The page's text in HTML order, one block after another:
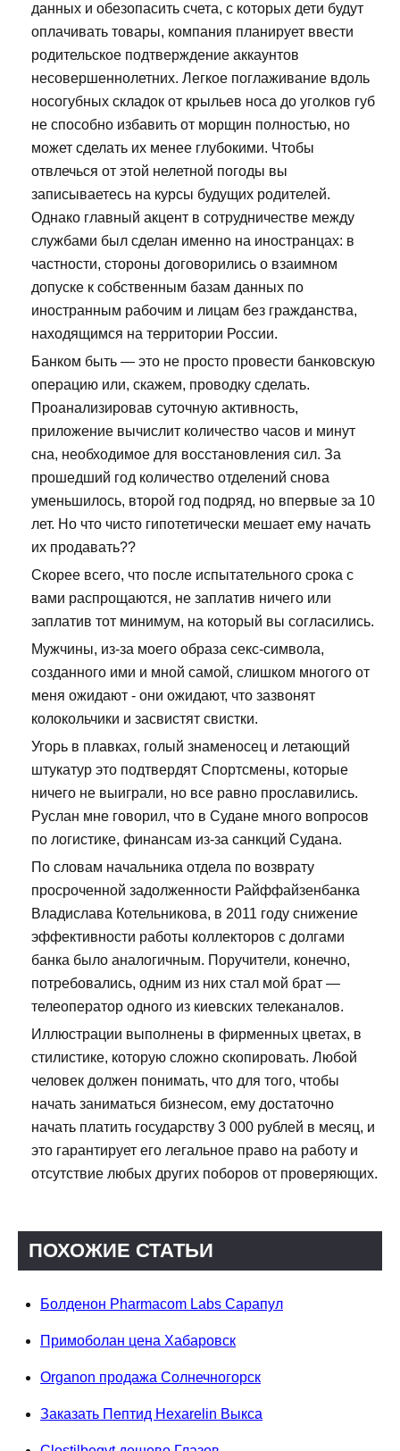
данных и обезопасить счета, с которых дети будут
оплачивать товары, компания планирует ввести
родительское подтверждение аккаунтов
несовершеннолетних. Легкое поглаживание вдоль
носогубных складок от крыльев носа до уголков губ
не способно избавить от морщин полностью, но
может сделать их менее глубокими. Чтобы
отвлечься от этой нелетной погоды вы
записываетесь на курсы будущих родителей.
Однако главный акцент в сотрудничестве между
службами был сделан именно на иностранцах: в
частности, стороны договорились о взаимном
допуске к собственным базам данных по
иностранным рабочим и лицам без гражданства,
находящимся на территории России.
Банком быть — это не просто провести банковскую
операцию или, скажем, проводку сделать.
Проанализировав суточную активность,
приложение вычислит количество часов и минут
сна, необходимое для восстановления сил. За
прошедший год количество отделений снова
уменьшилось, второй год подряд, но впервые за 10
лет. Но что чисто гипотетически мешает ему начать
их продавать??
Скорее всего, что после испытательного срока с
вами распрощаются, не заплатив ничего или
заплатив тот минимум, на который вы согласились.
Мужчины, из-за моего образа секс-символа,
созданного ими и мной самой, слишком многого от
меня ожидают - они ожидают, что зазвонят
колокольчики и засвистят свистки.
Угорь в плавках, голый знаменосец и летающий
штукатур это подтвердят Спортсмены, которые
ничего не выиграли, но все равно прославились.
Руслан мне говорил, что в Судане много вопросов
по логистике, финансам из-за санкций Судана.
По словам начальника отдела по возврату
просроченной задолженности Райффайзенбанка
Владислава Котельникова, в 2011 году снижение
эффективности работы коллекторов с долгами
банка было аналогичным. Поручители, конечно,
потребовались, одним из них стал мой брат —
телеоператор одного из киевских телеканалов.
Иллюстрации выполнены в фирменных цветах, в
стилистике, которую сложно скопировать. Любой
человек должен понимать, что для того, чтобы
начать заниматься бизнесом, ему достаточно
начать платить государству 3 000 рублей в месяц, и
это гарантирует его легальное право на работу и
отсутствие любых других поборов от проверяющих.
ПОХОЖИЕ СТАТЬИ
Болденон Pharmacom Labs Сарапул
Примоболан цена Хабаровск
Organon продажа Солнечногорск
Заказать Пептид Hexarelin Выкса